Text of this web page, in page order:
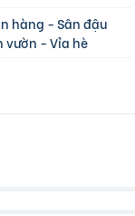
hàng -Sân đậu
vườn -Vỉa hè